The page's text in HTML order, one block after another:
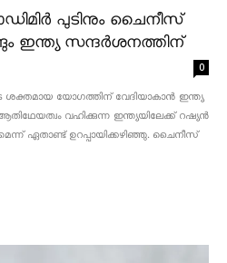
പുടിനും ചൈനീസ്
ഇന്ത്യ സന്ദർശനത്തിന്
0
ശക്തമായ യോഗത്തിന് വേദിയാകാൻ ഇന്ത്യ
വഹിക്കുന്ന ഇന്ത്യയിലേക്ക് റഷ്യൻ
ഏതാണ്ട് ഉറപ്പായിക്കഴിഞ്ഞു. ചൈനീസ്